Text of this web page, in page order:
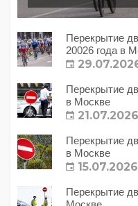
Перекрытие
20026 года в
Перекрытие
в Москве
21.07.2026
Перекрытие
в Москве
15.07.2026
Перекрытие